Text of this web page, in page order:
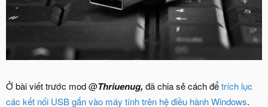
Ở bài viết trước mod @Thriuenug, đã chia sẻ cách đểtrích lục
các kết nối USB gắn vào máy tính trên hệ điều hành Windows.